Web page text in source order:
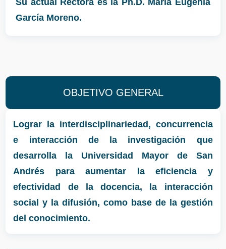
García Moreno.
OBJETIVO GENERAL
Lograr la interdisciplinariedad, concurrencia
e interacción de la investigación que
desarrolla la Universidad Mayor de San
Andrés para aumentar la eficiencia y
efectividad de la docencia, la interacción
social y la difusión, como base de la gestión
del conocimiento.